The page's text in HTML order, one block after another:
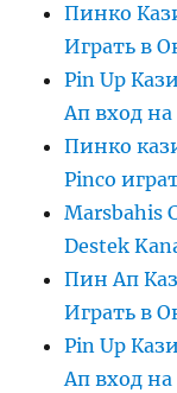
Пинко
Играть в
Pin Up
Ап вход на
Пинко
Pinco
Marsbahis
Destek
Пин Ап
Играть в
Pin Up
Ап вход на